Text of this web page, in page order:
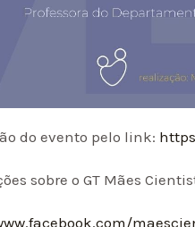
do evento pelo link:
sobre o GT Mães